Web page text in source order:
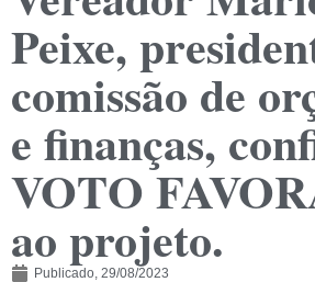
Peixe,
comissão de
e finanças,
VOTO
ao projeto.
Publicado, 29/08/2023